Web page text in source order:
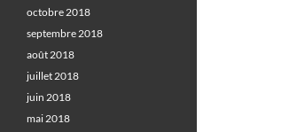
octobre 2018
septembre 2018
août 2018
juillet 2018
juin 2018
mai 2018